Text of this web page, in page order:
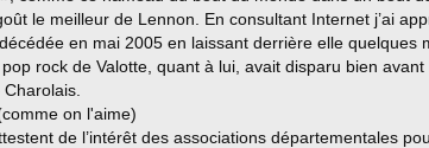
le meilleur de Lennon. En consultant Internet j’ai
en mai 2005 en laissant derrière elle quelques
rock de Valotte, quant à lui, avait disparu bien
on l'aime)
de l’intérêt des associations départementales